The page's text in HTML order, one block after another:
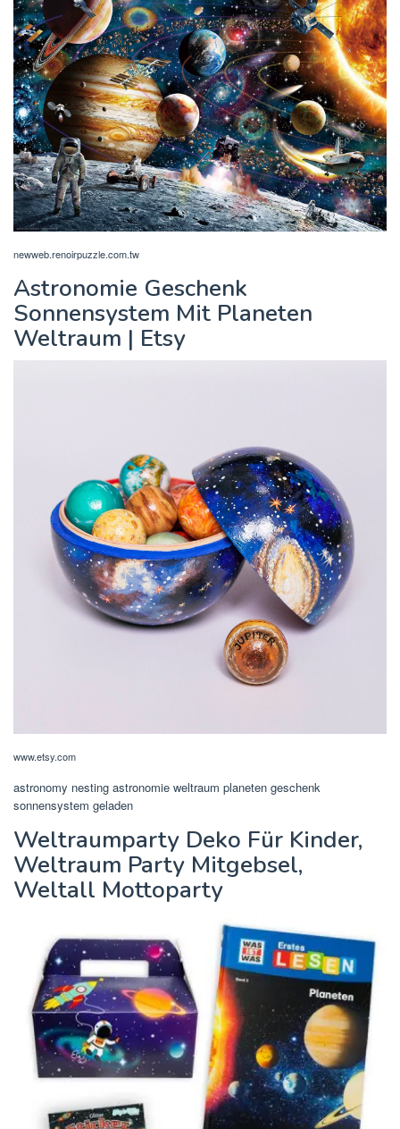
newweb.renoirpuzzle.com.tw
Astronomie Geschenk
Sonnensystem Mit Planeten
Weltraum | Etsy
www.etsy.com
astronomy nesting astronomie weltraum planeten geschenk
sonnensystem geladen
Weltraumparty Deko Für Kinder,
Weltraum Party Mitgebsel,
Weltall Mottoparty